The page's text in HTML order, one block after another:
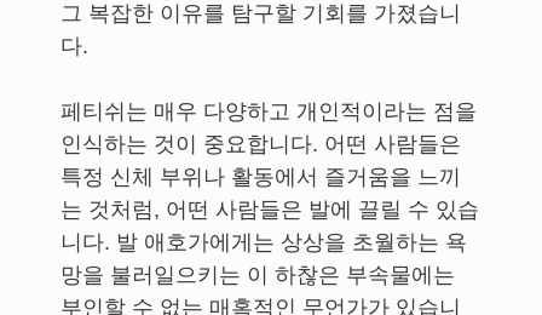
그 복잡한 이유를 탐구할 기회를 가졌습니
다.
페티쉬는 매우 다양하고 개인적이라는 점을
인식하는 것이 중요합니다. 어떤 사람들은
특정 신체 부위나 활동에서 즐거움을 느끼
는 것처럼, 어떤 사람들은 발에 끌릴 수 있습
니다. 발 애호가에게는 상상을 초월하는 욕
망을 불러일으키는 이 하찮은 부속물에는
부인할 수 없는 매혹적인 무언가가 있습니